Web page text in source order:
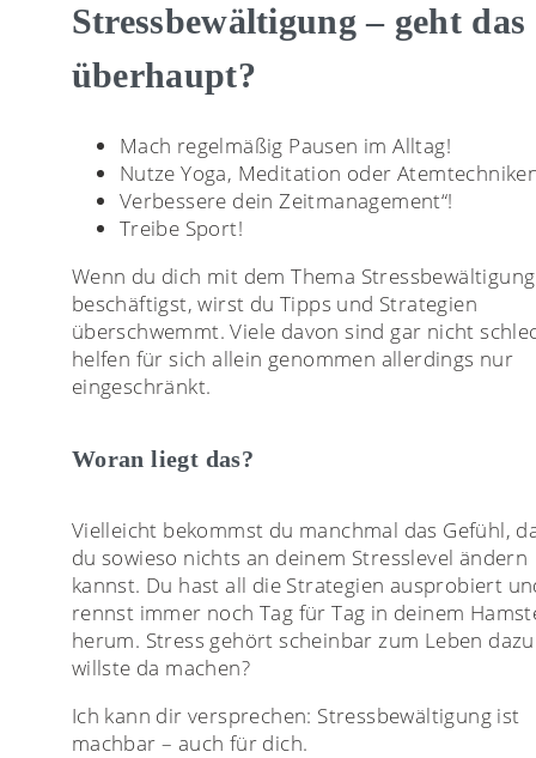
Stressbewältigung – geht das
überhaupt?
Mach regelmäßig Pausen im Alltag!
Nutze Yoga, Meditation oder
Verbessere dein Zeitmanagement“!
Treibe Sport!
Wenn du dich mit dem Thema Stressbewältigung
beschäftigst, wirst du Tipps und Strategien
überschwemmt. Viele davon sind gar nicht
helfen für sich allein genommen allerdings nur
eingeschränkt.
Woran liegt das?
Vielleicht bekommst du manchmal das Gefühl,
du sowieso nichts an deinem Stresslevel ändern
kannst. Du hast all die Strategien ausprobiert
rennst immer noch Tag für Tag in deinem
herum. Stress gehört scheinbar zum Leben
willste da machen?
Ich kann dir versprechen: Stressbewältigung ist
machbar – auch für dich.